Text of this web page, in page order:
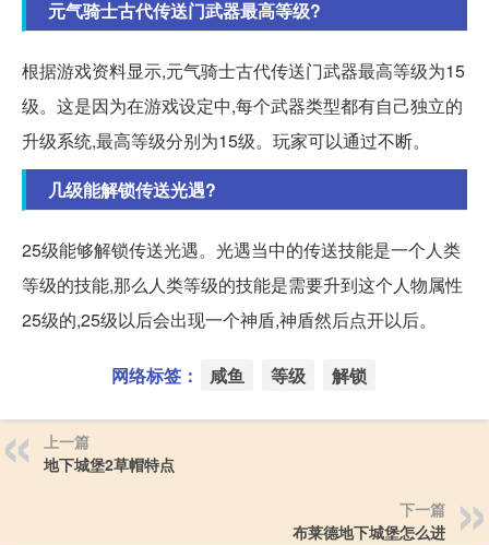
元气骑士古代传送门武器最高等级?
根据游戏资料显示,元气骑士古代传送门武器最高等级为15
级。这是因为在游戏设定中,每个武器类型都有自己独立的
升级系统,最高等级分别为15级。玩家可以通过不断。
几级能解锁传送光遇?
25级能够解锁传送光遇。光遇当中的传送技能是一个人类
等级的技能,那么人类等级的技能是需要升到这个人物属性
25级的,25级以后会出现一个神盾,神盾然后点开以后。
网络标签： 咸鱼 等级 解锁
上一篇
地下城堡2草帽特点
下一篇
布莱德地下城堡怎么进